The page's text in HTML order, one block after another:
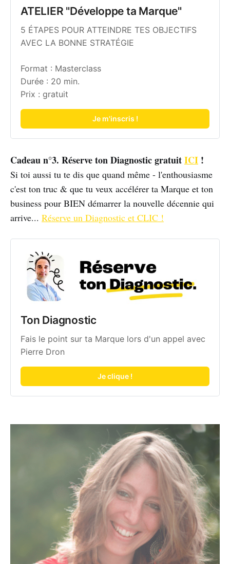
ATELIER "Développe ta Marque"
5 ÉTAPES POUR ATTEINDRE TES OBJECTIFS
AVEC LA BONNE STRATÉGIE
Format : Masterclass
Durée : 20 min.
Prix : gratuit
Je m'inscris !
Cadeau n°3. Réserve ton Diagnostic gratuitICI !
Si toi aussi tu te dis que quand même - l'enthousiasme
c'est ton truc & que tu veux accélérer ta Marque et ton
business pour BIEN démarrer la nouvelle décennie qui
arrive... Réserve un Diagnostic et CLIC !
Ton Diagnostic
Fais le point sur ta Marque lors d'un appel avec
Pierre Dron
Je clique !